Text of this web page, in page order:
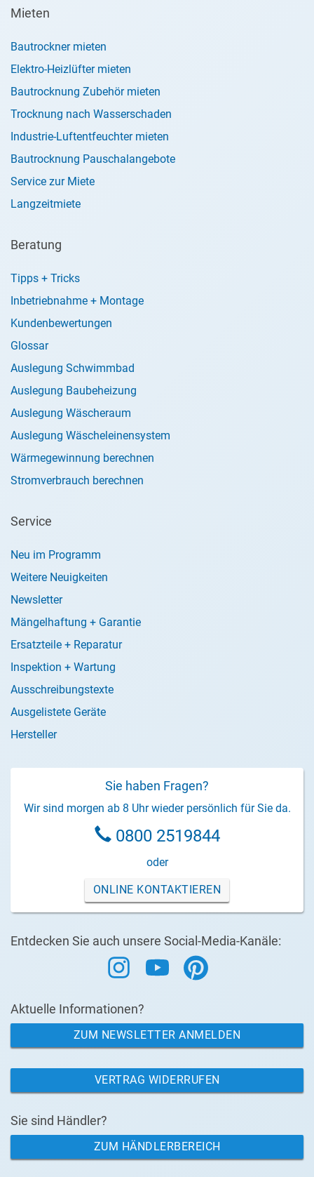
Mieten
Bautrockner mieten
Elektro-Heizlüfter mieten
Bautrocknung Zubehör mieten
Trocknung nach Wasserschaden
Industrie-Luftentfeuchter mieten
Bautrocknung Pauschalangebote
Service zur Miete
Langzeitmiete
Beratung
Tipps + Tricks
Inbetriebnahme + Montage
Kundenbewertungen
Glossar
Auslegung Schwimmbad
Auslegung Baubeheizung
Auslegung Wäscheraum
Auslegung Wäscheleinensystem
Wärmegewinnung berechnen
Stromverbrauch berechnen
Service
Neu im Programm
Weitere Neuigkeiten
Newsletter
Mängelhaftung + Garantie
Ersatzteile + Reparatur
Inspektion + Wartung
Ausschreibungstexte
Ausgelistete Geräte
Hersteller
Sie haben Fragen?
Wir sind morgen ab 8 Uhr wieder persönlich für Sie da.
0800 2519844
oder
ONLINE KONTAKTIEREN
Entdecken Sie auch unsere Social-Media-Kanäle:
Aktuelle Informationen?
ZUM NEWSLETTER ANMELDEN
VERTRAG WIDERRUFEN
Sie sind Händler?
ZUM HÄNDLERBEREICH